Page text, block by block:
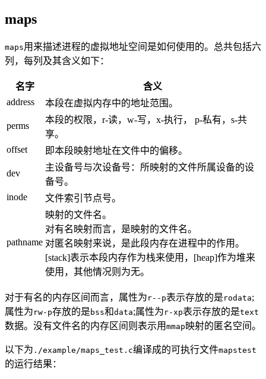
maps
maps用来描述进程的虚拟地址空间是如何使用的。总共包括六
列，每列及其含义如下：
名字
含义
address
本段在虚拟内存中的地址范围。
perms
本段的权限，r-读，w-写，x-执行， p-私有，s-共
享。
offset
即本段映射地址在文件中的偏移。
dev
主设备号与次设备号：所映射的文件所属设备的设
备号。
inode
文件索引节点号。
pathname
映射的文件名。
对有名映射而言，是映射的文件名。
对匿名映射来说，是此段内存在进程中的作用。
[stack]表示本段内存作为栈来使用，[heap]作为堆来
使用，其他情况则为无。
对于有名的内存区间而言，属性为 r--p表示存放的是 rodata;
属性为 rw-p存放的是 bss和data;属性为 r-xp表示存放的是text
数据。没有文件名的内存区间则表示用 mmap 映射的匿名空间。
以下为 ./example/maps_test.c编译成的可执行文件mapstest
的运行结果：